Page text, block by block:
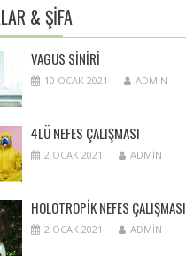
& ŞİFA
VAGUS SINIRI
10 OCAK 2021 ADMIN
4LÜ NEFES ÇALIŞMASI
2 OCAK 2021 ADMIN
HOLOTROPIK NEFES ÇALIŞMASI
2 OCAK 2021 ADMIN